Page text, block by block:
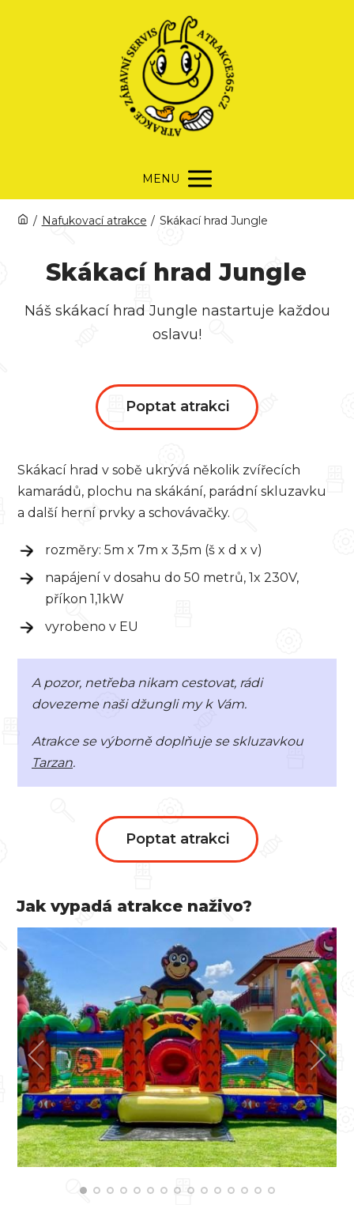
MENU
/ Nafukovací atrakce / Skákací hrad Jungle
Skákací hrad Jungle
Náš skákací hrad Jungle nastartuje každou
oslavu!
Poptat atrakci
Skákací hrad v sobě ukrývá několik zvířecích
kamarádů, plochu na skákání, parádní skluzavku
a další herní prvky a schovávačky.
rozměry: 5m x 7m x 3,5m (š x d x v)
napájení v dosahu do 50 metrů, 1x 230V,
příkon 1,1kW
vyrobeno v EU
A pozor, netřeba nikam cestovat, rádi
dovezeme naši džungli my k Vám.
Atrakce se výborně doplňuje se skluzavkou
Tarzan.
Poptat atrakci
Jak vypadá atrakce naživo?